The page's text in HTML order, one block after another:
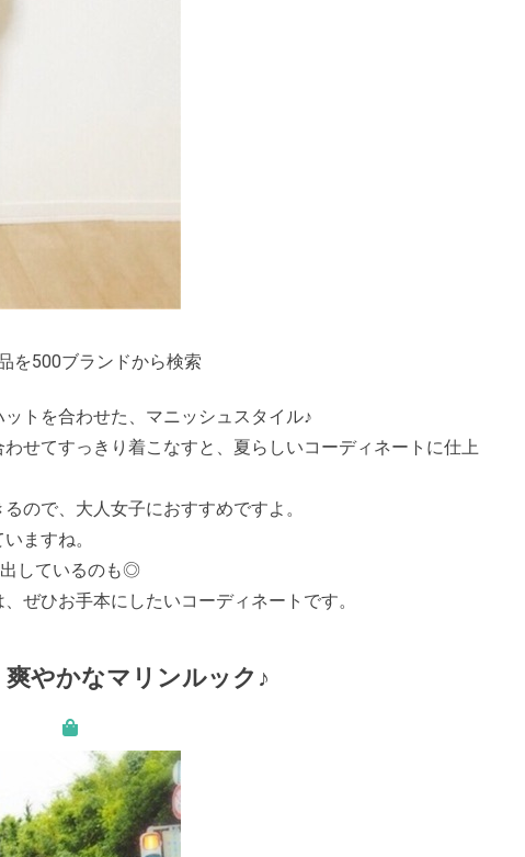
を500ブランドから検索
トを合わせた、マニッシュスタイル♪
せてすっきり着こなすと、夏らしいコーディネートに仕上
ので、大人女子におすすめですよ。
ますね。
出しているのも◎
ぜひお手本にしたいコーディネートです。
やかなマリンルック♪